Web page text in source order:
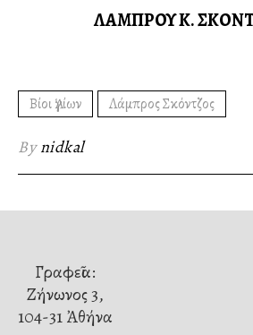
ΛΑΜΠΡΟΥ Κ.
Βίοι Ἁγίων Λάμπρος Σκόντζος
Bynidkal
Γραφεῖα:
Ζήνωνος 3,
104-31 Ἀθήνα